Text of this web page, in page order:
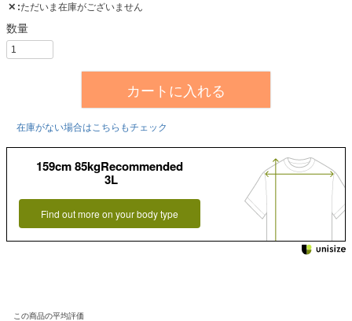
✕ ただいま在庫がございません
カートに入れる
在庫がない場合はこちらもチェック
159cm 85kgRecommended
3L
Find out more on your body type